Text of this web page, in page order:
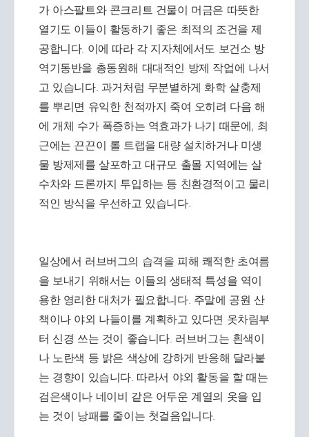
가 아스팔트와 콘크리트 건물이 머금은 따뜻한
열기도 이들이 활동하기 좋은 최적의 조건을 제
공합니다. 이에 따라 각 지자체에서도 보건소 방
역기동반을 총동원해 대대적인 방제 작업에 나서
고 있습니다. 과거처럼 무분별하게 화학 살충제
를 뿌리면 유익한 천적까지 죽여 오히려 다음 해
에 개체 수가 폭증하는 역효과가 나기 때문에, 최
근에는 끈끈이 롤 트랩을 대량 설치하거나 미생
물 방제제를 살포하고 대규모 출몰 지역에는 살
수차와 드론까지 투입하는 등 친환경적이고 물리
적인 방식을 우선하고 있습니다.
일상에서 러브버그의 습격을 피해 쾌적한 초여름
을 보내기 위해서는 이들의 생태적 특성을 역이
용한 영리한 대처가 필요합니다. 주말에 공원 산
책이나 야외 나들이를 계획하고 있다면 옷차림부
터 신경 쓰는 것이 좋습니다. 러브버그는 흰색이
나 노란색 등 밝은 색상에 강하게 반응해 달라붙
는 경향이 있습니다. 따라서 야외 활동을 할 때는
검은색이나 네이비 같은 어두운 계열의 옷을 입
는 것이 낭패를 줄이는 첫걸음입니다.